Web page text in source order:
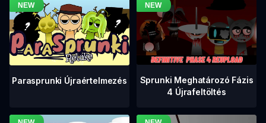
Parasprunki Újraértelmezés
Sprunki Meghatározó Fázis
4 Újrafeltöltés